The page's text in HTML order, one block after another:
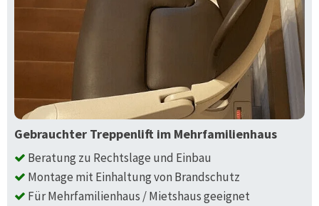
Gebrauchter Treppenlift im Mehrfamilienhaus
Beratung zu Rechtslage und Einbau
Montage mit Einhaltung von Brandschutz
Für Mehrfamilienhaus / Mietshaus geeignet